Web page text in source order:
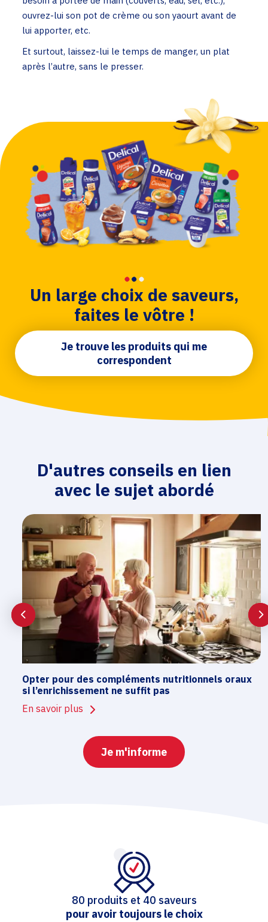
ouvrez-lui son pot de crème ou son yaourt avant de
lui apporter, etc.
Et surtout, laissez-lui le temps de manger, un plat
après l’autre, sans le presser.
Un large choix de saveurs,
faites le vôtre !
Je trouve les produits qui me
correspondent
D'autres conseils en lien
avec le sujet abordé
Opter pour des compléments nutritionnels oraux
si l’enrichissement ne suffit pas
En savoir plus
Je m'informe
80 produits et 40 saveurs
pour avoir toujours le choix